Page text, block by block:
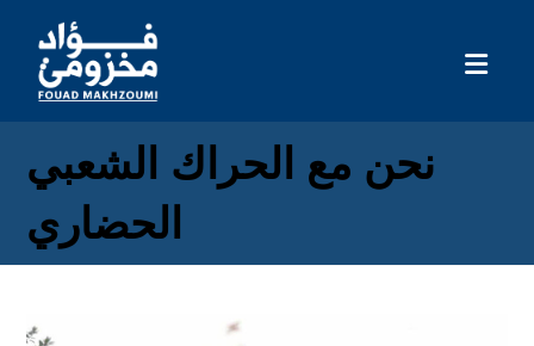
نحن مع الحراك الشعبي
الحضاري